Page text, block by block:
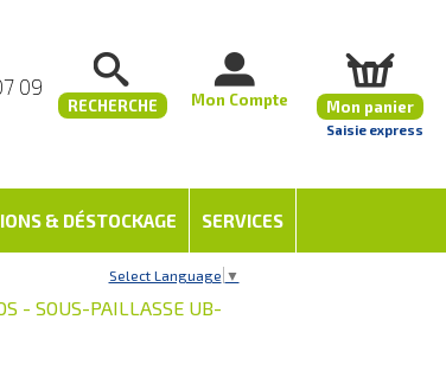
09
RECHERCHE Mon Compte Mon panier
Saisie express
& DÉSTOCKAGE SERVICES
Select Language ▼
- SOUS-PAILLASSE UB-